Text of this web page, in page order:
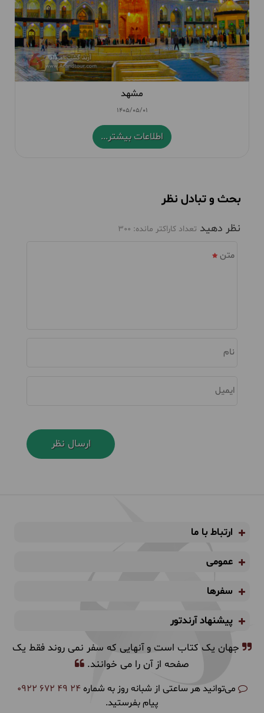
مشهد
1405/05/01
اطلاعات بیشتر...
بحث و تبادل نظر
نظر دهید تعداد کاراکتر مانده: 300
متن
نام
ایمیل
ارتباط با ما
عمومی
سفرها
پیشنهاد آرندتور
جهان یک کتاب است و آنهایی که سفر نمی روند فقط یک
صفحه از آن را می خوانند.
می‌توانید هر ساعتی از شبانه روز به شماره 0922 672 49 24
پیام بفرستید.